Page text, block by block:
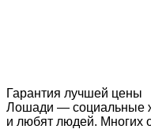
Гарантия лучшей цены
Лошади — социальные
и любят людей. Многих